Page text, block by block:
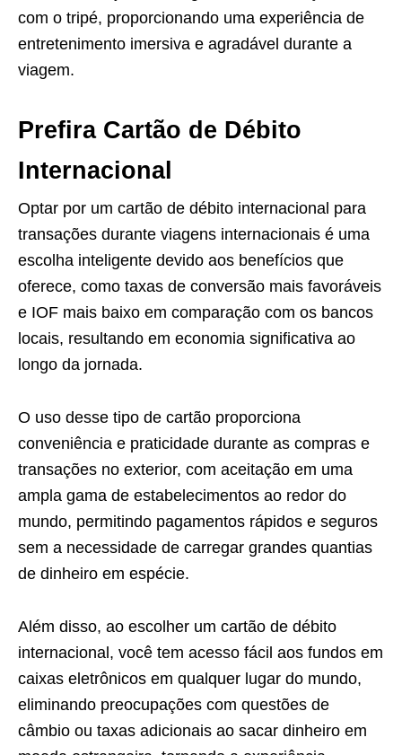
com o tripé, proporcionando uma experiência de
entretenimento imersiva e agradável durante a
viagem.
Prefira Cartão de Débito
Internacional
Optar por um cartão de débito internacional para
transações durante viagens internacionais é uma
escolha inteligente devido aos benefícios que
oferece, como taxas de conversão mais favoráveis
e IOF mais baixo em comparação com os bancos
locais, resultando em economia significativa ao
longo da jornada.
O uso desse tipo de cartão proporciona
conveniência e praticidade durante as compras e
transações no exterior, com aceitação em uma
ampla gama de estabelecimentos ao redor do
mundo, permitindo pagamentos rápidos e seguros
sem a necessidade de carregar grandes quantias
de dinheiro em espécie.
Além disso, ao escolher um cartão de débito
internacional, você tem acesso fácil aos fundos em
caixas eletrônicos em qualquer lugar do mundo,
eliminando preocupações com questões de
câmbio ou taxas adicionais ao sacar dinheiro em